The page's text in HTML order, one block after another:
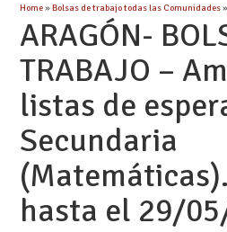
Home»Bolsas de trabajo todas las Comunidades»
ARAGÓN-
TRABAJO –
listas de
Secundaria
hasta el 29/